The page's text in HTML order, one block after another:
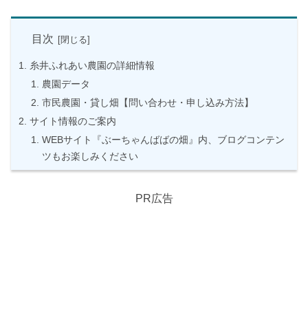
目次
糸井ふれあい農園の詳細情報
農園データ
市民農園・貸し畑【問い合わせ・申し込み方法】
サイト情報のご案内
WEBサイト『ぶーちゃんばばの畑』内、ブログコンテン
ツもお楽しみください
PR広告